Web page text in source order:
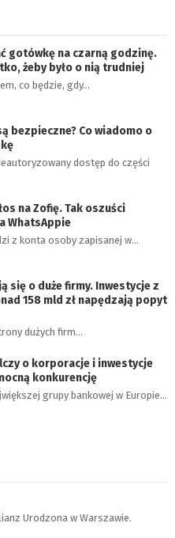
gotówkę na czarną godzinę.
żeby było o nią trudniej
co będzie, gdy…
bezpieczne? Co wiadomo o
dostęp do części
na Zofię. Tak oszuści
WhatsAppie
z konta osoby zapisanej w…
się o duże firmy. Inwestycje z
158 mld zł napędzają popyt
dużych firm…
o korporacje i inwestycje
konkurencję
grupy bankowej w Europie…
Urodzona w Warszawie.